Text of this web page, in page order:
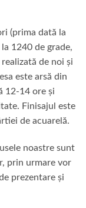
(prima dată la
1240 de grade,
de noi și
este arsă din
12-14 ore și
Finisajul este
de acuarelă.
noastre sunt
prin urmare vor
prezentare și